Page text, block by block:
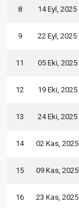
8 14 Eyl, 2025
9 22 Eyl, 2025
11 05 Eki, 2025
12 19 Eki, 2025
13 24 Eki, 2025
14 02 Kas, 2025
15 09 Kas, 2025
16 23 Kas, 2025